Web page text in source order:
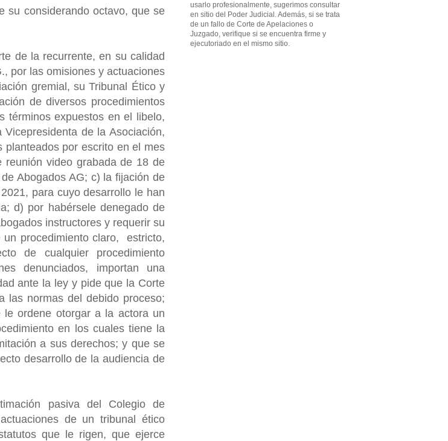
su considerando octavo, que se
de la recurrente, en su calidad
por las omisiones y actuaciones
gremial, su Tribunal Ético y
de diversos procedimientos
términos expuestos en el libelo,
de la Asociación,
por escrito en el mes
video grabada de 18 de
Abogados AG; c) la fijación de
para cuyo desarrollo le han
d) por habérsele denegado de
instructores y requerir su
procedimiento claro, estricto,
de cualquier procedimiento
denunciados, importan una
ante la ley y pide que la Corte
las normas del debido proceso;
ordene otorgar a la actora un
en los cuales tiene la
a sus derechos; y que se
desarrollo de la audiencia de
pasiva del Colegio de
de un tribunal ético
que le rigen, que ejerce
usarlo profesionalmente, sugerimos consultar
en sitio del Poder Judicial. Además, si se trata
de un fallo de Corte de Apelaciones o
Juzgado, verifique si se encuentra firme y
ejecutoriado en el mismo sitio.